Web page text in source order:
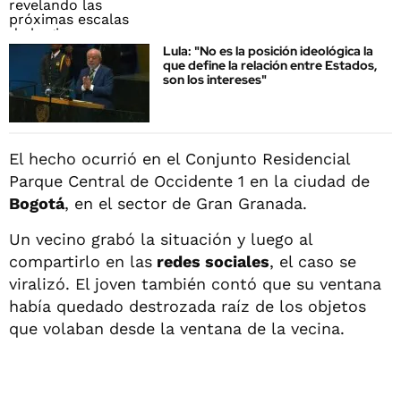
Lula: "No es la posición ideológica la
que define la relación entre Estados,
son los intereses"
El hecho ocurrió en el Conjunto Residencial
Parque Central de Occidente 1 en la ciudad de
Bogotá, en el sector de Gran Granada.
Un vecino grabó la situación y luego al
compartirlo en las redes sociales, el caso se
viralizó. El joven también contó que su ventana
había quedado destrozada raíz de los objetos
que volaban desde la ventana de la vecina.